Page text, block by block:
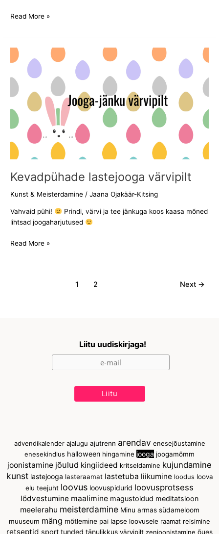
Read More »
Kevadpühade lastejooga värvipilt
Kunst & Meisterdamine /Jaana Ojakäär-Kitsing
Vahvaid pühi!
Prindi, värvi ja tee jänkuga koos kaasa mõned
lihtsad joogaharjutused
Kevadpühade
lastejooga
värvipilt
Read More »
1 2 Next →
Liitu uudiskirjaga!
advendikalender ajalugu ajutrenn arendav enesejõustamine
enesekindlus halloween hingamine jooga joogamõmm
joonistamine jõulud kingiideed kritseldamine kujundamine
kunst lastejooga lasteraamat lastetuba liikumine loodus loova
elu teejuht loovus loovuspidurid loovusprotsess
lõdvestumine maalimine magustoidud meditatsioon
meelerahu meisterdamine Minu armas südameloom
muuseum mäng mõtlemine pai lapse loovusele raamat reisimine
retseptid tunded tänulikkus värvipilt zenjoonistamine õues